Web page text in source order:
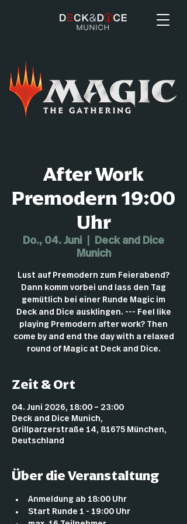
After Work
Premodern 19:00
Uhr
Do., 04. Juni
Deck and Dice
Munich
Lust auf Premodern zum Feierabend?
Dann komm vorbei und lass den Tag
gemütlich bei einer Runde Magic im
Deck and Dice ausklingen. --- Feel like
playing Premodern after work? Then
come by and end the day with a relaxed
round of Magic at Deck and Dice.
Zeit & Ort
04. Juni 2026, 18:00 – 23:00
Deck and Dice Munich,
Grillparzerstraße 14, 81675 München,
Deutschland
Über die Veranstaltung
Anmeldung ab 18:00 Uhr
Start Runde 1 - 19:00 Uhr